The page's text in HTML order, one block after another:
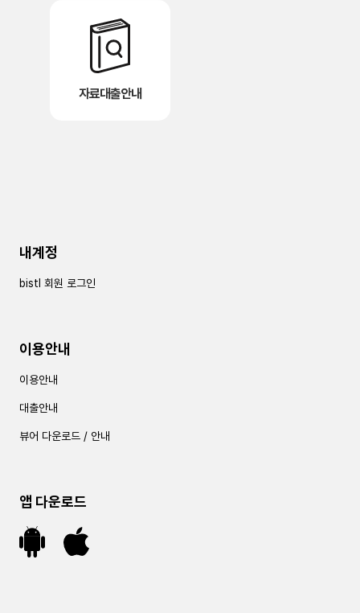
자료대출안내
내계정
bistl 회원 로그인
이용안내
이용안내
대출안내
뷰어 다운로드 / 안내
앱 다운로드